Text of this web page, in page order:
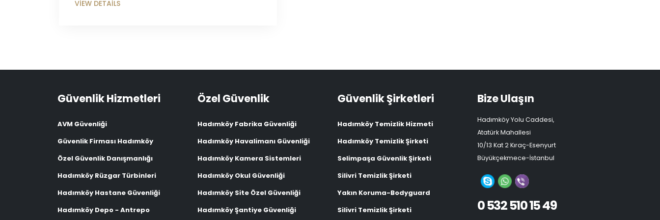
Güvenlik Hizmetleri
AVM Güvenliği
Güvenlik Firması Hadımköy
Özel Güvenlik Danışmanlığı
Hadımköy Rüzgar Türbinleri
Hadımköy Hastane Güvenliği
Hadımköy Depo - Antrepo
Özel Güvenlik
Hadımköy Fabrika Güvenliği
Hadımköy Havalimanı Güvenliği
Hadımköy Kamera Sistemleri
Hadımköy Okul Güvenliği
Hadımköy Site Özel Güvenliği
Hadımköy Şantiye Güvenliği
Güvenlik Şirketleri
Hadımköy Temizlik Hizmeti
Hadımköy Temizlik Şirketi
Selimpaşa Güvenlik Şirketi
Silivri Temizlik Şirketi
Yakın Koruma-Bodyguard
Silivri Temizlik Şirketi
Bize Ulaşın
Hadımköy Yolu Caddesi,
Atatürk Mahallesi
10/13 Kat 2 Kıraç-Esenyurt
Büyükçekmece-İstanbul
0 532 510 15 49